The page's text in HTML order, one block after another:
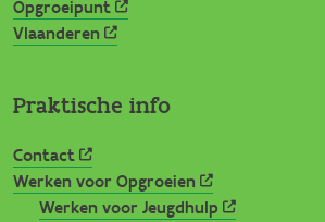
Opgroeipunt
Vlaanderen
Praktische info
Contact
Werken voor Opgroeien
Werken voor Jeugdhulp